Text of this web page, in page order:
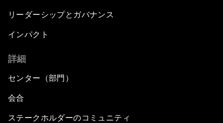
リーダーシップとガバナンス
インパクト
詳細
センター（部門）
会合
ステークホルダーのコミュニティ